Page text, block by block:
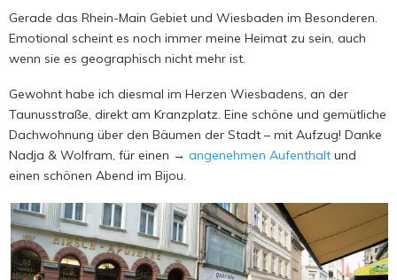
Gerade das Rhein-Main Gebiet und Wiesbaden im Besonderen.
Emotional scheint es noch immer meine Heimat zu sein, auch
wenn sie es geographisch nicht mehr ist.
Gewohnt habe ich diesmal im Herzen Wiesbadens, an der
Taunusstraße, direkt am Kranzplatz. Eine schöne und gemütliche
Dachwohnung über den Bäumen der Stadt – mit Aufzug! Danke
Nadja & Wolfram, für einen → angenehmen Aufenthalt und
einen schönen Abend im Bijou.